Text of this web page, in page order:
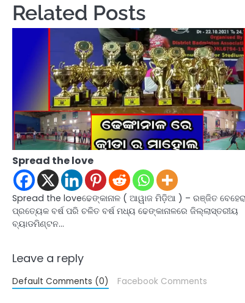
Related Posts
Spread the love
Spread the loveଢେଙ୍କାନାଳ ( ଆୱାଜ ମିଡ଼ିଆ ) – ରଞ୍ଜିତ
ପ୍ରତ୍ୟେକ ବର୍ଷ ପରି ଚଳିତ ବର୍ଷ ମଧ୍ୟ ଢେଙ୍କାନାଳରେ ଜିଲ୍ଲାସ୍ତରୀୟ
ବ୍ୟାଡମିଣ୍ଟନ…
Leave a reply
Default Comments (0) Facebook Comments